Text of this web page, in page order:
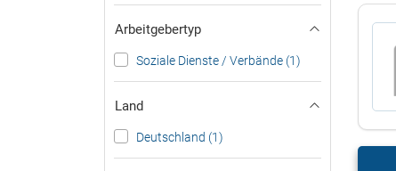
Arbeitgebertyp
Soziale Dienste / Verbände (1)
Land
Deutschland (1)